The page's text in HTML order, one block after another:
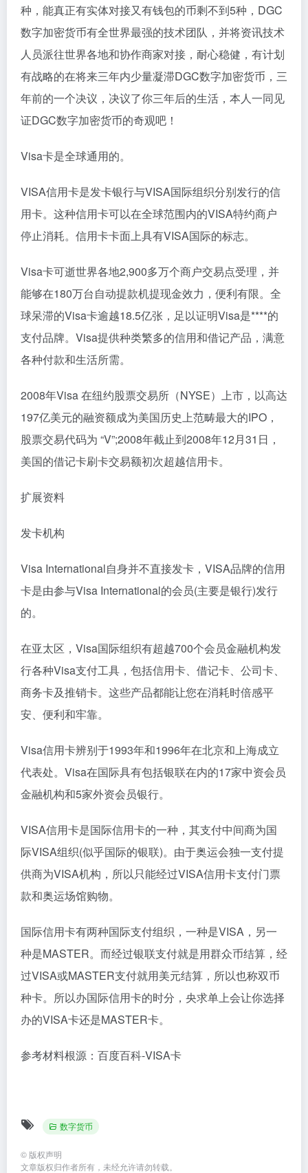
种，能真正有实体对接又有钱包的币剩不到5种，DGC
数字加密货币有全世界最强的技术团队，并将资讯技术
人员派往世界各地和协作商家对接，耐心稳健，有计划
有战略的在将来三年内少量凝滞DGC数字加密货币，三
年前的一个决议，决议了你三年后的生活，本人一同见
证DGC数字加密货币的奇观吧！
Visa卡是全球通用的。
VISA信用卡是发卡银行与VISA国际组织分别发行的信
用卡。这种信用卡可以在全球范围内的VISA特约商户
停止消耗。信用卡卡面上具有VISA国际的标志。
Visa卡可逝世界各地2,900多万个商户交易点受理，并
能够在180万台自动提款机提现金效力，便利有限。全
球呆滞的Visa卡逾越18.5亿张，足以证明Visa是****的
支付品牌。Visa提供种类繁多的信用和借记产品，满意
各种付款和生活所需。
2008年Visa 在纽约股票交易所（NYSE）上市，以高达
197亿美元的融资额成为美国历史上范畴最大的IPO，
股票交易代码为 “V”;2008年截止到2008年12月31日，
美国的借记卡刷卡交易额初次超越信用卡。
扩展资料
发卡机构
Visa International自身并不直接发卡，VISA品牌的信用
卡是由参与Visa International的会员(主要是银行)发行
的。
在亚太区，Visa国际组织有超越700个会员金融机构发
行各种Visa支付工具，包括信用卡、借记卡、公司卡、
商务卡及推销卡。这些产品都能让您在消耗时倍感平
安、便利和牢靠。
Visa信用卡辨别于1993年和1996年在北京和上海成立
代表处。Visa在国际具有包括银联在内的17家中资会员
金融机构和5家外资会员银行。
VISA信用卡是国际信用卡的一种，其支付中间商为国
际VISA组织(似乎国际的银联)。由于奥运会独一支付提
供商为VISA机构，所以只能经过VISA信用卡支付门票
款和奥运场馆购物。
国际信用卡有两种国际支付组织，一种是VISA，另一
种是MASTER。而经过银联支付就是用群众币结算，经
过VISA或MASTER支付就用美元结算，所以也称双币
种卡。所以办国际信用卡的时分，央求单上会让你选择
办的VISA卡还是MASTER卡。
参考材料根源：百度百科-VISA卡
数字货币
© 版权声明
文章版权归作者所有，未经允许请勿转载。